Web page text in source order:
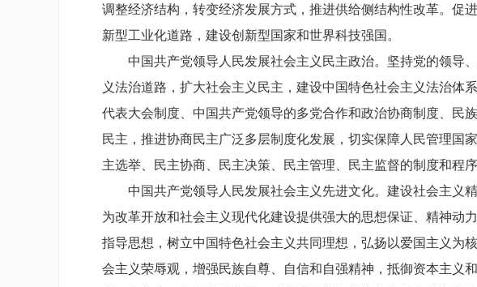
调整经济结构，转变经济发展方式，推进供给侧结构性改革。促
新型工业化道路，建设创新型国家和世界科技强国。
中国共产党领导人民发展社会主义民主政治。坚持党的领导
义法治道路，扩大社会主义民主，建设中国特色社会主义法治体
代表大会制度、中国共产党领导的多党合作和政治协商制度、民
民主，推进协商民主广泛多层制度化发展，切实保障人民管理国
主选举、民主协商、民主决策、民主管理、民主监督的制度和程
中国共产党领导人民发展社会主义先进文化。建设社会主义精
为改革开放和社会主义现代化建设提供强大的思想保证、精神动
指导思想，树立中国特色社会主义共同理想，弘扬以爱国主义为
会主义荣辱观，增强民族自尊、自信和自强精神，抵御资本主义